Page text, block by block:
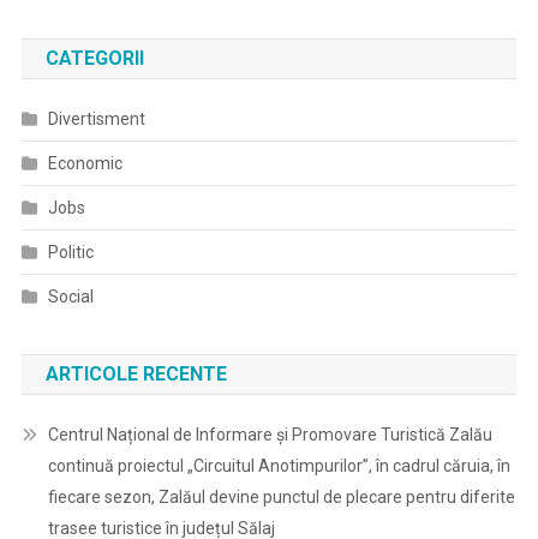
CATEGORII
Divertisment
Economic
Jobs
Politic
Social
ARTICOLE RECENTE
Centrul Național de Informare și Promovare Turistică Zalău
continuă proiectul „Circuitul Anotimpurilor”, în cadrul căruia, în
fiecare sezon, Zalăul devine punctul de plecare pentru diferite
trasee turistice în județul Sălaj